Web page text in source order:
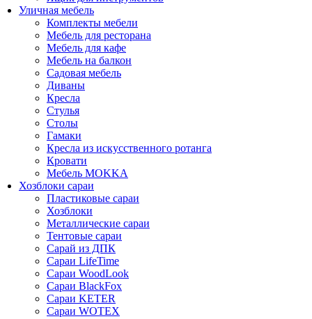
Уличная мебель
Комплекты мебели
Мебель для ресторана
Мебель для кафе
Мебель на балкон
Садовая мебель
Диваны
Кресла
Стулья
Столы
Гамаки
Кресла из искусственного ротанга
Кровати
Мебель MOKKA
Хозблоки сараи
Пластиковые сараи
Хозблоки
Металлические сараи
Тентовые сараи
Сарай из ДПК
Cараи LifeTime
Cараи WoodLook
Сараи BlackFox
Сараи KETER
Сараи WOTEX